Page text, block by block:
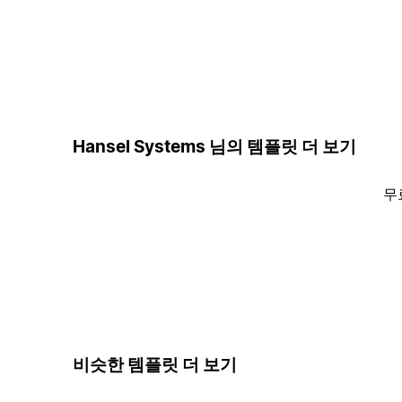
Hansel Systems 님의 템플릿 더 보기
무
비슷한 템플릿 더 보기